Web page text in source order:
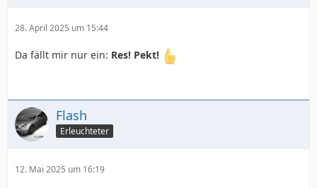
28. April 2025 um 15:44
Da fällt mir nur ein: Res! Pekt!
Flash
Erleuchteter
12. Mai 2025 um 16:19